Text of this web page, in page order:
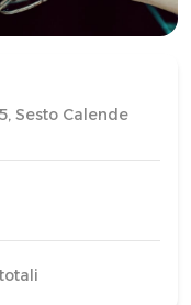
Sesto Calende